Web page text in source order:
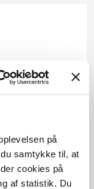
på
samtykke til, at
cookies på
af statistik. Du